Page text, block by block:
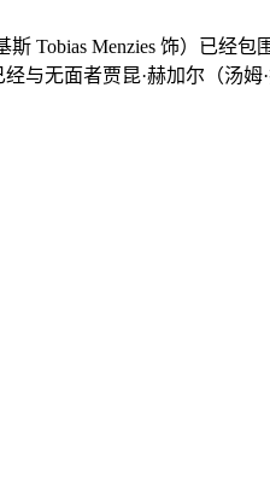
Tobias Menzies 饰）已经包
与无面者贾昆·赫加尔（汤姆·